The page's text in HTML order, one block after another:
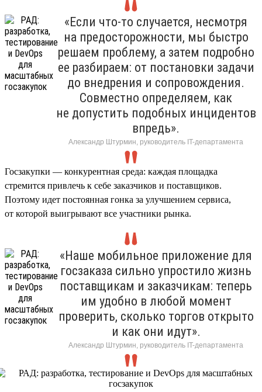
«Если что-то случается, несмотря
на предосторожности, мы быстро
решаем проблему, а затем подробно
ее разбираем: от постановки задачи
до внедрения и сопровождения.
Совместно определяем, как
не допустить подобных инцидентов
впредь».
Александр Штурмин, руководитель IT-департамента
Госзакупки — конкурентная среда: каждая площадка
стремится привлечь к себе заказчиков и поставщиков.
Поэтому идет постоянная гонка за улучшением сервиса,
от которой выигрывают все участники рынка.
«Наше мобильное приложение для
госзаказа сильно упростило жизнь
поставщикам и заказчикам: теперь
им удобно в любой момент
проверить, сколько торгов открыто
и как они идут».
Александр Штурмин, руководитель IT-департамента